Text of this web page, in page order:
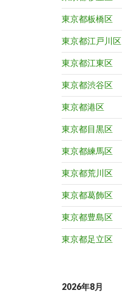
東京都板橋区
東京都江戸川区
東京都江東区
東京都渋谷区
東京都港区
東京都目黒区
東京都練馬区
東京都荒川区
東京都葛飾区
東京都豊島区
東京都足立区
2026年8月